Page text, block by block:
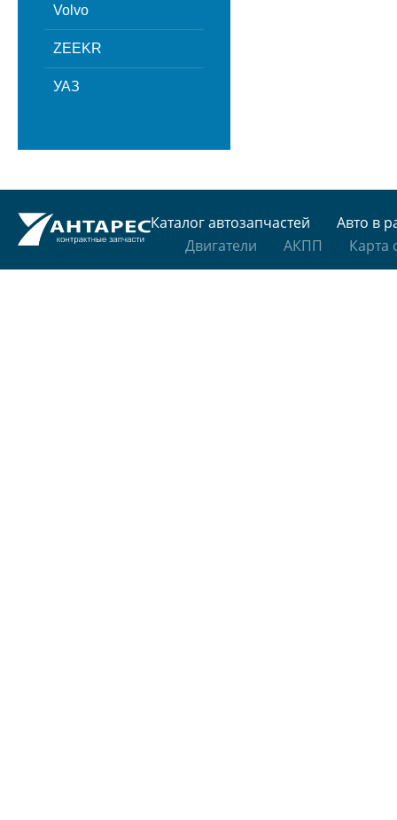
Volvo
ZEEKR
УАЗ
Каталог автозапчастей
Авто в
Двигатели
АКПП Карта